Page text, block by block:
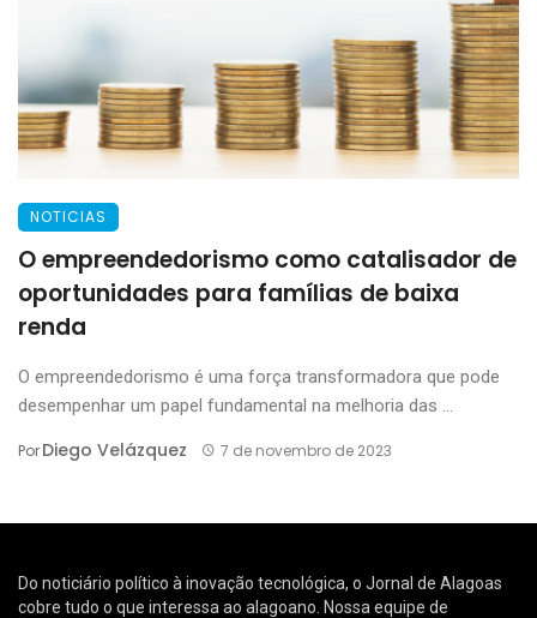
NOTICIAS
O empreendedorismo como catalisador de
oportunidades para famílias de baixa
renda
O empreendedorismo é uma força transformadora que pode
desempenhar um papel fundamental na melhoria das ...
PorDiego Velázquez 7 de novembro de 2023
Do noticiário político à inovação tecnológica, o Jornal de Alagoas
cobre tudo o que interessa ao alagoano. Nossa equipe de